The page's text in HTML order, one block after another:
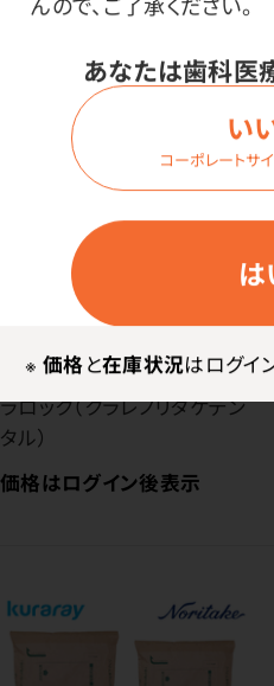
あなたは歯科医
は
い
コーポレートサ
※ 価格と在庫状況はログイ
レジン配合超硬石こう デ
ラロック（クラレノリタケデン
タル）
価格はログイン後表示